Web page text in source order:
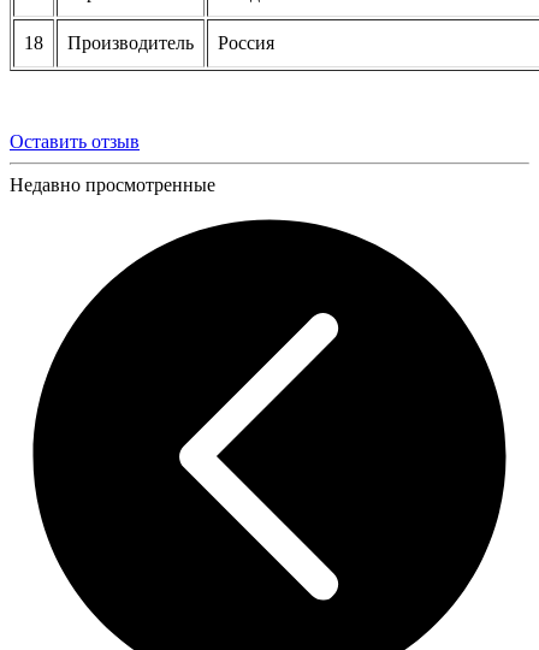
18 Производитель Россия
Оставить отзыв
Недавно просмотренные